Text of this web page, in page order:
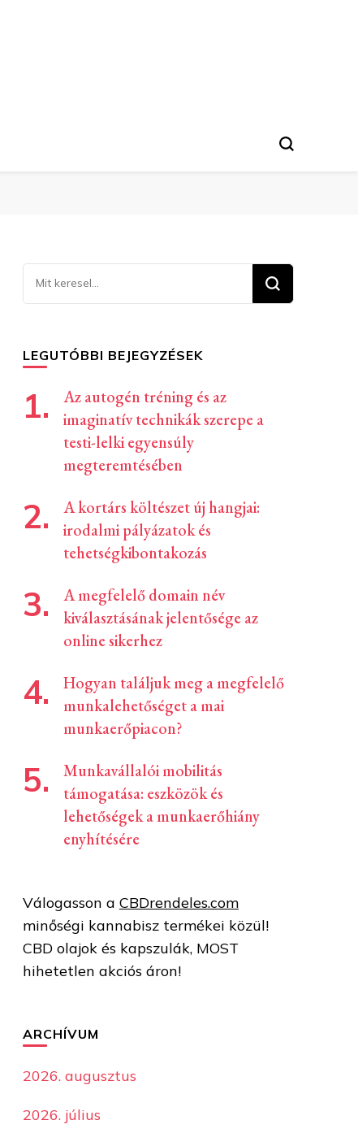
Keresel
valamit?
LEGUTÓBBI BEJEGYZÉSEK
Az autogén tréning és az
imaginatív technikák szerepe a
testi-lelki egyensúly
megteremtésében
A kortárs költészet új hangjai:
irodalmi pályázatok és
tehetségkibontakozás
A megfelelő domain név
kiválasztásának jelentősége az
online sikerhez
Hogyan találjuk meg a megfelelő
munkalehetőséget a mai
munkaerőpiacon?
Munkavállalói mobilitás
támogatása: eszközök és
lehetőségek a munkaerőhiány
enyhítésére
Válogasson a CBDrendeles.com
minőségi kannabisz termékei közül!
CBD olajok és kapszulák, MOST
hihetetlen akciós áron!
ARCHÍVUM
2026. augusztus
2026. július